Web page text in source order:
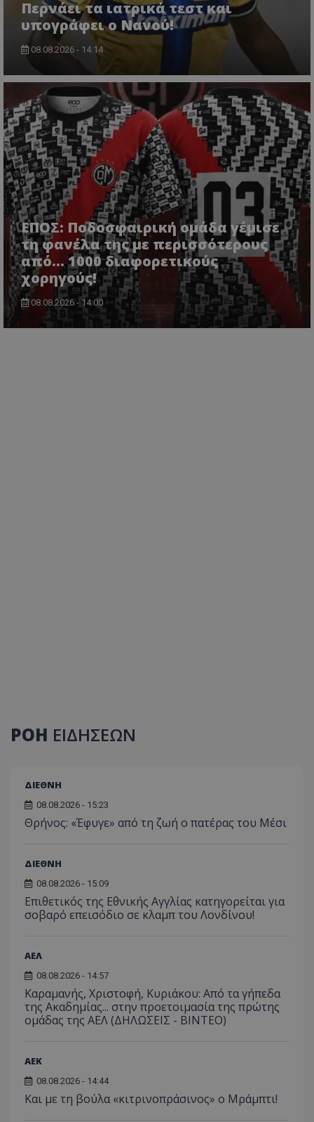
Περνάει τα ιατρικά τεστ και
υπογράφει ο Νανού!
08.08.2026 - 14:14
ΕΠΟΣ: Ποδοσφαιρική ομάδα γέμισε
τη φανέλα της με περισσότερους
από... 1000 διαφορετικούς
χορηγούς!
08.08.2026 - 14:00
ΡΟΗ ΕΙΔΗΣΕΩΝ
ΔΙΕΘΝΗ
08.08.2026 - 15:23
Θρήνος: «Έφυγε» από τη ζωή ο πατέρας του Μέσι
ΔΙΕΘΝΗ
08.08.2026 - 15:09
Επιθετικός της Εθνικής Αγγλίας κατηγορείται για
σοβαρό επεισόδιο σε κλαμπ του Λονδίνου!
ΑΕΛ
08.08.2026 - 14:57
Καραμανής, Χριστοφή, Κυριάκου: Από τα γήπεδα
της Ακαδημίας... στην προετοιμασία της πρώτης
ομάδας της ΑΕΛ (ΔΗΛΩΣΕΙΣ - ΒΙΝΤΕΟ)
ΑEK
08.08.2026 - 14:44
Και με τη βούλα «κιτρινοπράσινος» ο Μράμπτι!